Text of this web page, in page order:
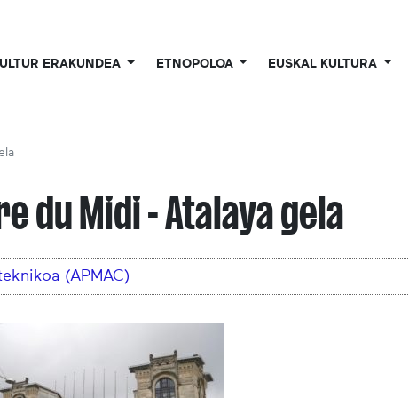
ERAKUNDEA ETNOPOLOA EUSKAL KULTURA
du Midi - Atalaya gela
(APMAC)